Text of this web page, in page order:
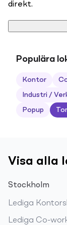
direkt.
Populära
Kontor
Industri /
Popup
Visa alla
Stockholm
Lediga
Lediga Co-